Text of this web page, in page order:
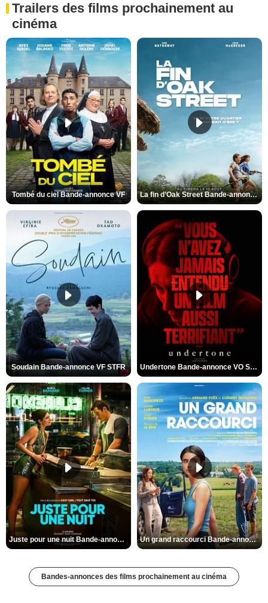
Trailers des films prochainement au
cinéma
Tombé du ciel Bande-annonce VF La fin d’Oak Street Bande-annonce VO STFR
Soudain Bande-annonce VF STFR Undertone Bande-annonce VO STFR
Juste pour une nuit Bande-annonce VO STFR Un grand raccourci Bande-annonce VF
Bandes-annonces des films prochainement au cinéma